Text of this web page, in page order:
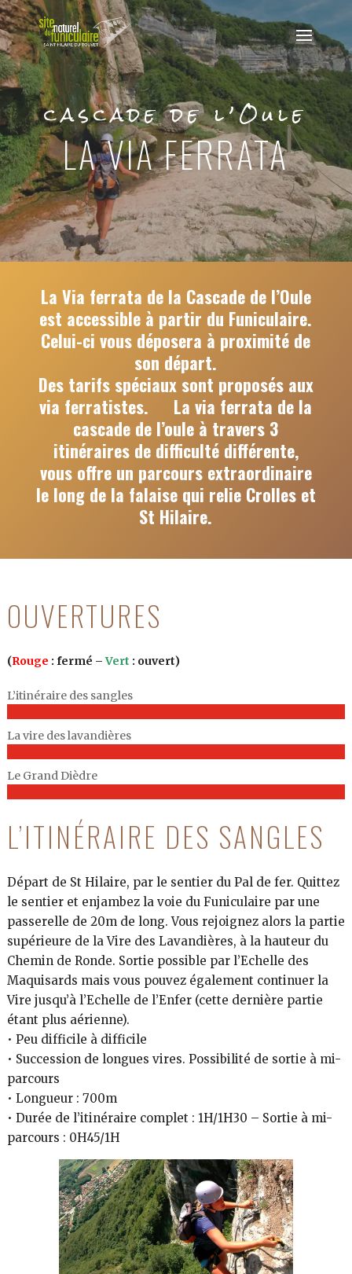
cascade de l’Oule
LA VIA FERRATA
La Via ferrata de la Cascade de l’Oule
est accessible à partir du Funiculaire.
Celui-ci vous déposera à proximité de
son départ.
Des tarifs spéciaux sont proposés aux
via ferratistes. La via ferrata de la
cascade de l’oule à travers 3
itinéraires de difficulté différente,
vous offre un parcours extraordinaire
le long de la falaise qui relie Crolles et
St Hilaire.
OUVERTURES
(Rouge : fermé –Vert : ouvert)
L’itinéraire des sangles
La vire des lavandières
Le Grand Dièdre
L’ITINÉRAIRE DES SANGLES
Départ de St Hilaire, par le sentier du Pal de fer. Quittez
le sentier et enjambez la voie du Funiculaire par une
passerelle de 20m de long. Vous rejoignez alors la partie
supérieure de la Vire des Lavandières, à la hauteur du
Chemin de Ronde. Sortie possible par l’Echelle des
Maquisards mais vous pouvez également continuer la
Vire jusqu’à l’Echelle de l’Enfer (cette dernière partie
étant plus aérienne).
• Peu difficile à difficile
• Succession de longues vires. Possibilité de sortie à mi-
parcours
• Longueur : 700m
• Durée de l’itinéraire complet : 1H/1H30 – Sortie à mi-
parcours : 0H45/1H